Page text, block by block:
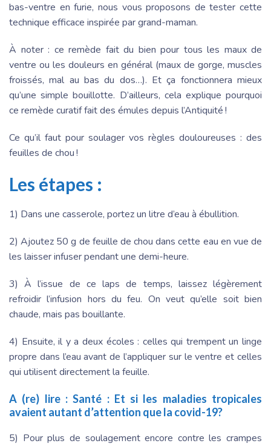
bas-ventre en furie, nous vous proposons de tester cette
technique efficace inspirée par grand-maman.
À noter : ce remède fait du bien pour tous les maux de
ventre ou les douleurs en général (maux de gorge, muscles
froissés, mal au bas du dos…). Et ça fonctionnera mieux
qu’une simple bouillotte. D’ailleurs, cela explique pourquoi
ce remède curatif fait des émules depuis l’Antiquité !
Ce qu’il faut pour soulager vos règles douloureuses : des
feuilles de chou !
Les étapes :
1) Dans une casserole, portez un litre d’eau à ébullition.
2) Ajoutez 50 g de feuille de chou dans cette eau en vue de
les laisser infuser pendant une demi-heure.
3) À l’issue de ce laps de temps, laissez légèrement
refroidir l’infusion hors du feu. On veut qu’elle soit bien
chaude, mais pas bouillante.
4) Ensuite, il y a deux écoles : celles qui trempent un linge
propre dans l’eau avant de l’appliquer sur le ventre et celles
qui utilisent directement la feuille.
A (re) lire :Santé : Et si les maladies tropicales
avaient autant d’attention que la covid-19?
5) Pour plus de soulagement encore contre les crampes